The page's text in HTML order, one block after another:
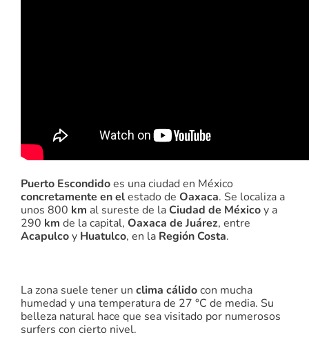
Puerto Escondidoes una ciudad en México
concretamente en elestado de Oaxaca. Se localiza a
unos 800 km al sureste de la Ciudad de Méxicoy a
290 km de la capital, Oaxaca de Juárez, entre
Acapulcoy Huatulco, en la Región Costa.
La zona suele tener un clima cálidocon mucha
humedad y una temperatura de 27 °C de media. Su
belleza natural hace que sea visitado por numerosos
surfers con cierto nivel.